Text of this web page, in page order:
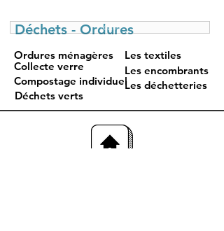
Déchets - Ordures
Bouton
Ordures ménagères
Collecte verre
Compostage individuel
Déchets verts
Les encombrants
Les textiles
Les déchetteries